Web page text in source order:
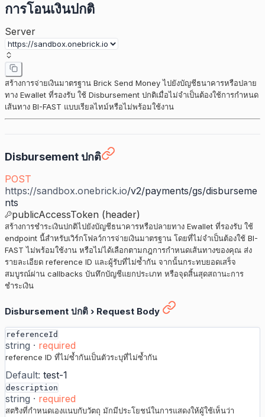
การโอนเงินปกติ
Server
สร้างการจ่ายเงินมาตรฐาน Brick Send Money ไปยังบัญชีธนาคารหรือปลาย
ทาง Ewallet ที่รองรับ ใช้ Disbursement ปกติเมื่อไม่จำเป็นต้องใช้การกำหนด
เส้นทาง BI-FAST แบบเรียลไทม์หรือไม่พร้อมใช้งาน
Disbursement ปกติ
POST
https://sandbox.onebrick.io/v2/payments/gs/disburseme
nts
publicAccessToken (header)
สร้างการชำระเงินปกติไปยังบัญชีธนาคารหรือปลายทาง Ewallet ที่รองรับ ใช้
endpoint นี้สำหรับเวิร์กโฟลว์การจ่ายเงินมาตรฐาน โดยที่ไม่จำเป็นต้องใช้ BI-
FAST ไม่พร้อมใช้งาน หรือไม่ได้เลือกตามกฎการกำหนดเส้นทางของคุณ ส่ง
รายละเอียด reference ID และผู้รับที่ไม่ซ้ำกัน จากนั้นกระทบยอดเสร็จ
สมบูรณ์ผ่าน callbacks บันทึกบัญชีแยกประเภท หรือจุดสิ้นสุดสถานะการ
ชำระเงิน
Disbursement ปกติ › Request Body
referenceId
string · required
reference ID ที่ไม่ซ้ำกันเป็นตัวระบุที่ไม่ซ้ำกัน
Default: test-1
description
string · required
สตริงที่กำหนดเองแนบกับวัตถุ มักมีประโยชน์ในการแสดงให้ผู้ใช้เห็นว่า